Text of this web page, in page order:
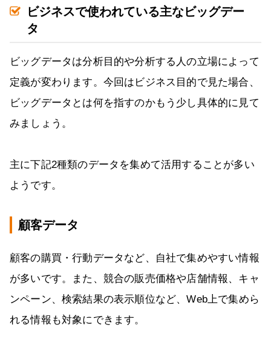
ビジネスで使われている主なビッグデー
タ
ビッグデータは分析目的や分析する人の立場によって
定義が変わります。今回はビジネス目的で見た場合、
ビッグデータとは何を指すのかもう少し具体的に見て
みましょう。
主に下記2種類のデータを集めて活用することが多い
ようです。
顧客データ
顧客の購買・行動データなど、自社で集めやすい情報
が多いです。また、競合の販売価格や店舗情報、キャ
ンペーン、検索結果の表示順位など、Web上で集めら
れる情報も対象にできます。